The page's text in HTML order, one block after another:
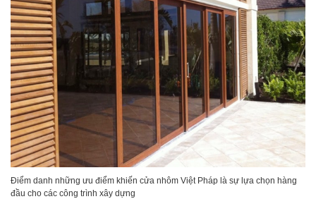
Điểm danh những ưu điểm khiến cửa nhôm Việt Pháp là sự lựa chọn hàng
đầu cho các công trình xây dựng